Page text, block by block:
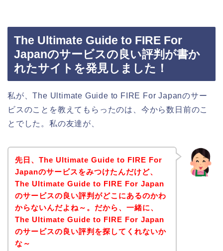
The Ultimate Guide to FIRE For
Japanのサービスの良い評判が書か
れたサイトを発見しました！
私が、The Ultimate Guide to FIRE For Japanのサー
ビスのことを教えてもらったのは、今から数日前のこ
とでした。私の友達が、
先日、The Ultimate Guide to FIRE For
Japanのサービスをみつけたんだけど、
The Ultimate Guide to FIRE For Japan
のサービスの良い評判がどこにあるのかわ
からないんだよね～。だから、一緒に、
The Ultimate Guide to FIRE For Japan
のサービスの良い評判を探してくれないか
な～